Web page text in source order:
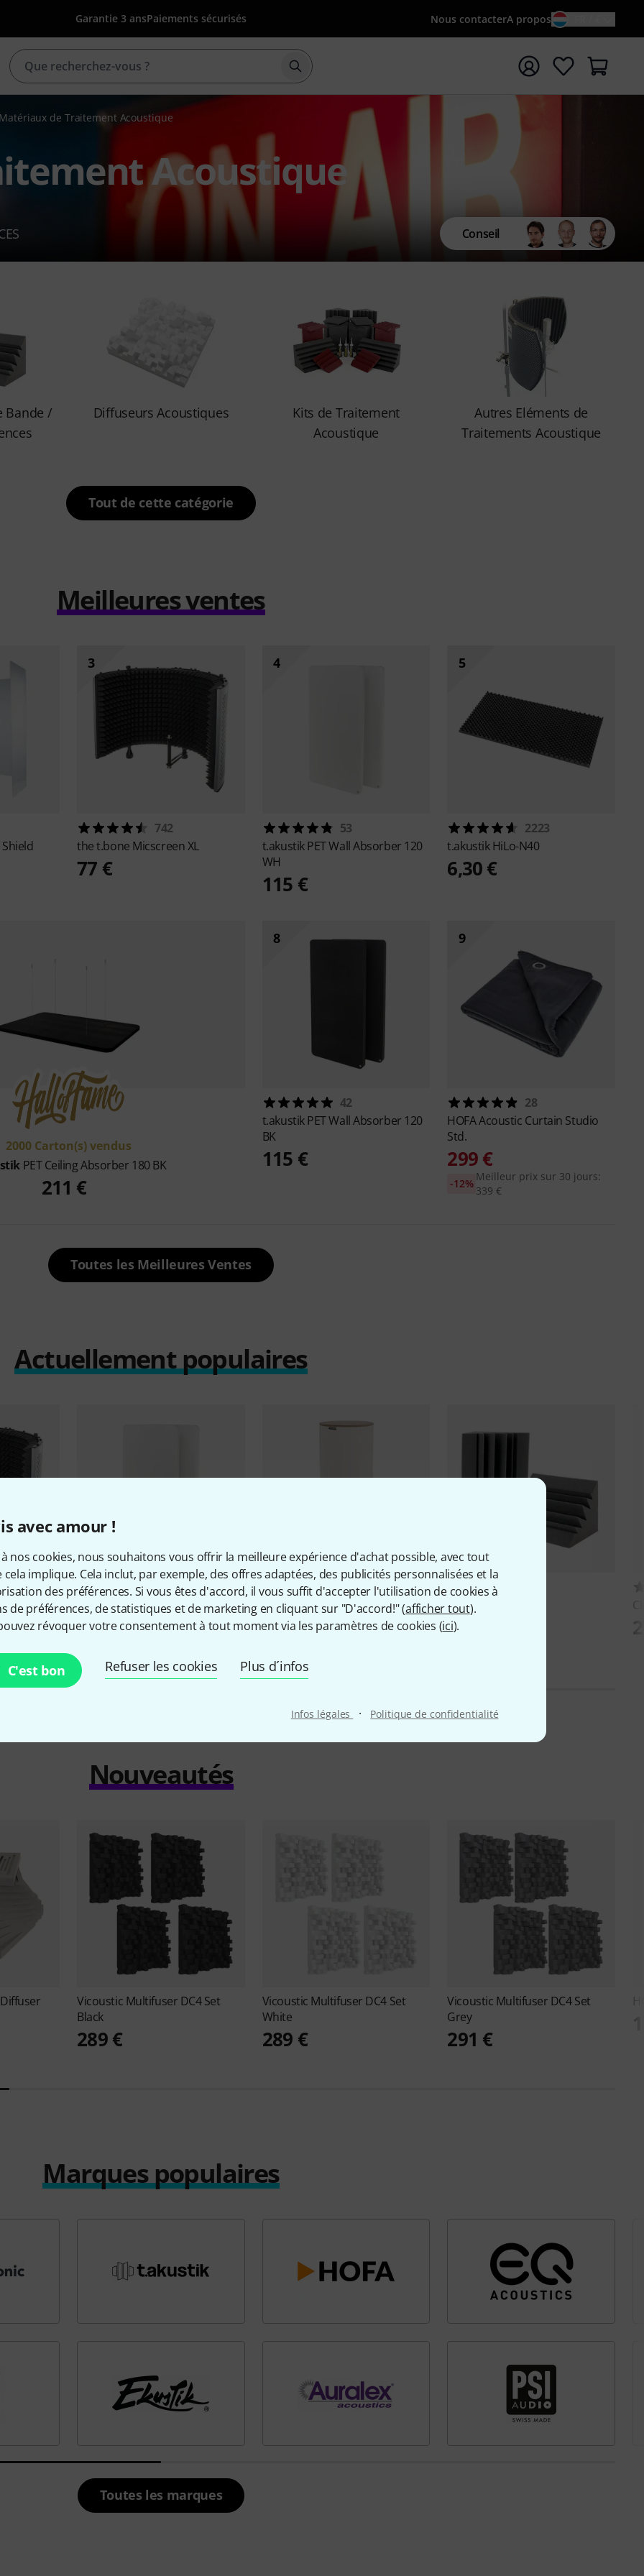
avec amour !
à nos cookies, nous souhaitons vous offrir la meilleure expérience d'achat possible, avec tout
cela implique. Cela inclut, par exemple, des offres adaptées, des publicités personnalisées et la
des préférences. Si vous êtes d'accord, il vous suffit d'accepter l'utilisation de cookies à
de préférences, de statistiques et de marketing en cliquant sur "D'accord!" (afficher tout).
révoquer votre consentement à tout moment via les paramètres de cookies (ici).
C'est bon Refuser les cookies Plus d´infos
Infos légales · Politique de confidentialité
Garantie 3 ansPaiements sécurisés Nous contacterA propos
Démarrer la recherche avec le terme de recherche
Matériaux de Traitement Acoustique
Acoustique
Conseil
Bande /
Diffuseurs Acoustiques
Kits de Traitement
Acoustique
Autres Eléments de
Traitements Acoustique
Tout de cette catégorie
Meilleures ventes
3
742
the t.bone Micscreen XL
77 €
4
53
t.akustikPET Wall Absorber 120
WH
115 €
5
2223
t.akustikHiLo-N40
6,30 €
2000 Carton(s) vendus
PET Ceiling Absorber 180 BK
211 €
8
42
t.akustikPET Wall Absorber 120
BK
115 €
9
28
HOFAAcoustic Curtain Studio
Std.
299 €
Meilleur prix sur 30 jours:
339 €
-12%
Toutes les Meilleures Ventes
Actuellement populaires
53
t.akustikPET Wall Absorber 120
WH
23
HOFABasstrap 104 White
222 €
t.akustik
58 €
Nouveautés
Vicoustic Multifuser DC4 Set
Black
289 €
Vicoustic Multifuser DC4 Set
White
289 €
Vicoustic Multifuser DC4 Set
Grey
291 €
Marques populaires
Toutes les marques